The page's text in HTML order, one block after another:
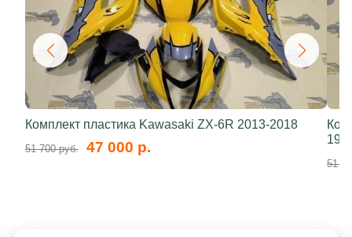
Комплект пластика Kawasaki ZX-6R 2013-2018
51 700 руб. 47 000 р.
51